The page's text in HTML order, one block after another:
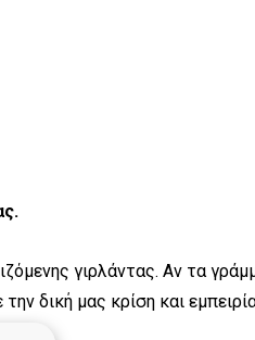
γιρλάντας. Αν τα
δική μας κρίση και